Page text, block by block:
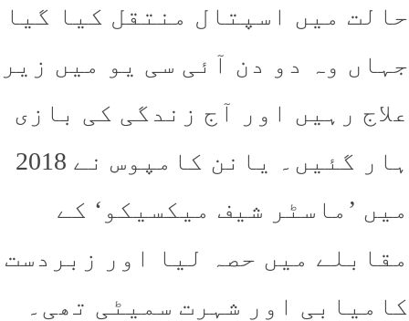
میں اسپتال منتقل کیا گیا
وہ دو دن آئی سی یو میں زیر
رہیں اور آج زندگی کی بازی
ہار گئیں۔ یانن کامپوس نے 2018
’ماسٹر شیف میکسیکو‘ کے
میں حصہ لیا اور زبردست
اور شہرت سمیٹی تھی۔